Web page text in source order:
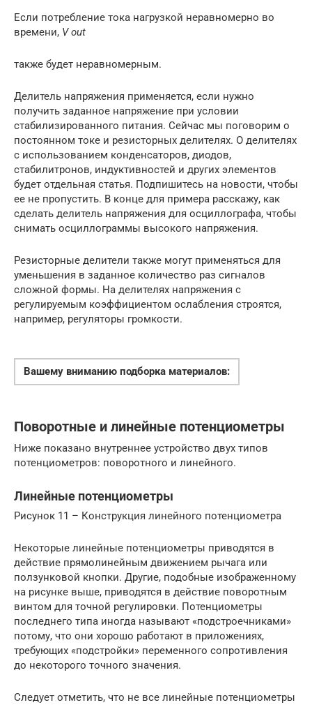
Если потребление тока нагрузкой неравномерно во
времени, V out
также будет неравномерным.
Делитель напряжения применяется, если нужно
получить заданное напряжение при условии
стабилизированного питания. Сейчас мы поговорим о
постоянном токе и резисторных делителях. О делителях
с использованием конденсаторов, диодов,
стабилитронов, индуктивностей и других элементов
будет отдельная статья. Подпишитесь на новости, чтобы
ее не пропустить. В конце для примера расскажу, как
сделать делитель напряжения для осциллографа, чтобы
снимать осциллограммы высокого напряжения.
Резисторные делители также могут применяться для
уменьшения в заданное количество раз сигналов
сложной формы. На делителях напряжения с
регулируемым коэффициентом ослабления строятся,
например, регуляторы громкости.
Вашему вниманию подборка материалов:
Поворотные и линейные потенциометры
Ниже показано внутреннее устройство двух типов
потенциометров: поворотного и линейного.
Линейные потенциометры
Рисунок 11 – Конструкция линейного потенциометра
Некоторые линейные потенциометры приводятся в
действие прямолинейным движением рычага или
ползунковой кнопки. Другие, подобные изображенному
на рисунке выше, приводятся в действие поворотным
винтом для точной регулировки. Потенциометры
последнего типа иногда называют «подстроечниками»
потому, что они хорошо работают в приложениях,
требующих «подстройки» переменного сопротивления
до некоторого точного значения.
Следует отметить, что не все линейные потенциометры